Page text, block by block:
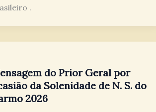
.
do Prior Geral por
da Solenidade de N. S. do
2026